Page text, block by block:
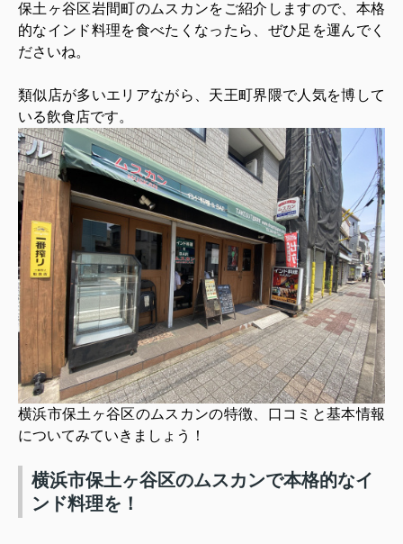
保土ヶ谷区岩間町のムスカンをご紹介しますので、本格
的なインド料理を食べたくなったら、ぜひ足を運んでく
ださいね。
類似店が多いエリアながら、天王町界隈で人気を博して
いる飲食店です。
横浜市保土ヶ谷区のムスカンの特徴、口コミと基本情報
についてみていきましょう！
横浜市保土ヶ谷区のムスカンで本格的なイ
ンド料理を！